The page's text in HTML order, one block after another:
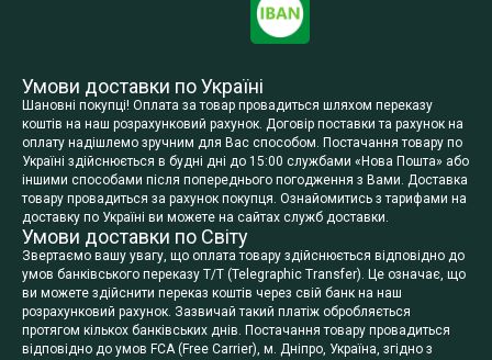
Умови доставки по Україні
Шановні покупці! Оплата за товар провадиться шляхом переказу
коштів на наш розрахунковий рахунок. Договір поставки та рахунок на
оплату надішлемо зручним для Вас способом. Постачання товару по
Україні здійснюється в будні дні до 15:00 службами «Нова Пошта» або
іншими способами після попереднього погодження з Вами. Доставка
товару провадиться за рахунок покупця. Ознайомитись з тарифами на
доставку по Україні ви можете на сайтах служб доставки.
Умови доставки по Світу
Звертаємо вашу увагу, що оплата товару здійснюється відповідно до
умов банківського переказу T/T (Telegraphic Transfer). Це означає, що
ви можете здійснити переказ коштів через свій банк на наш
розрахунковий рахунок. Зазвичай такий платіж обробляється
протягом кількох банківських днів. Постачання товару провадиться
відповідно до умов FCA (Free Carrier), м. Дніпро, Україна, згідно з